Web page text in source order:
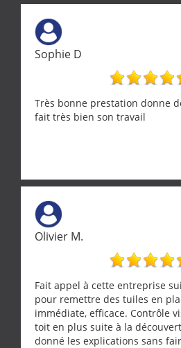
Sophie D
Très bonne prestation donne
fait très bien son travail
Olivier M.
Fait appel à cette entreprise
pour remettre des tuiles en
immédiate, efficace. Contrôle
toit en plus suite à la
donné les explications sans